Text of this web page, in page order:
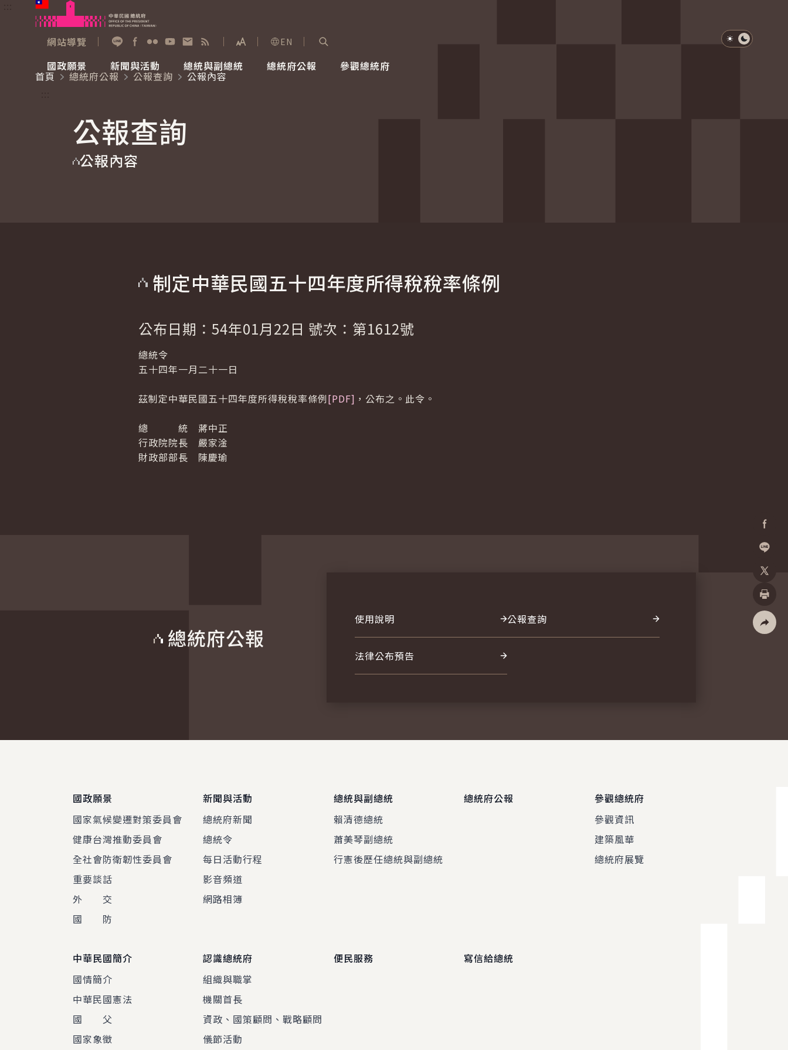
跳到主要內容
網站導覽
展開字級選單
EN
國政願景
國家氣候變遷對策委員會
重要談話
新聞與活動
總統府新聞
影音頻道
總統與副總統
賴清德總統
總統府公報 參觀總統府
淺色模式
深色模式
首頁
總統府公報 公報查詢
公報內容
公報查詢
公報內容
加入好
列印
制定中華民國五十四年度所得稅稅率條例
公布日期：54年01月22日 號次：第1612號
總統令
五十四年一月二十一日
茲制定中華民國五十四年度所得稅稅率條例[PDF] ，公布之。此令。
總 統 蔣中正
行政院院長 嚴家淦
財政部部長 陳慶瑜
總統府公報
使用說明 公報查詢
法律公布預告
國政願景
國家氣候變遷對策委員會
健康台灣推動委員會
全社會防衛韌性委員會
重要談話
外 交
國 防
新聞與活動
總統府新聞
總統令
每日活動行程
影音頻道
網路相簿
總統與副總統
賴清德總統
蕭美琴副總統
行憲後歷任總統與副總統
總統府公報
參觀總統府
參觀資訊
建築風華
總統府展覽
中華民國簡介
國情簡介
中華民國憲法
國 父
國家象徵
認識總統府
組織與職掌
機關首長
資政、國策顧問、戰略顧問
儀節活動
便民服務 寫信給總統